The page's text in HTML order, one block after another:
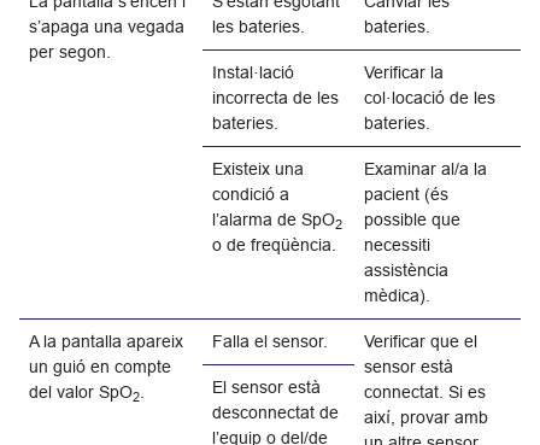
s’apaga una vegada
per segon.
les bateries.
bateries.
Instal·lació
incorrecta de les
bateries.
Verificar la
col·locació de les
bateries.
Existeix una
condició a
l’alarma de SpO2
o de freqüència.
Examinar al/a la
pacient (és
possible que
necessiti
assistència
mèdica).
A la pantalla apareix
un guió en compte
del valor SpO2
Falla el sensor.
Verificar que el
sensor està
connectat. Si es
així, provar amb
El sensor està
desconnectat de
l’equip o del/de